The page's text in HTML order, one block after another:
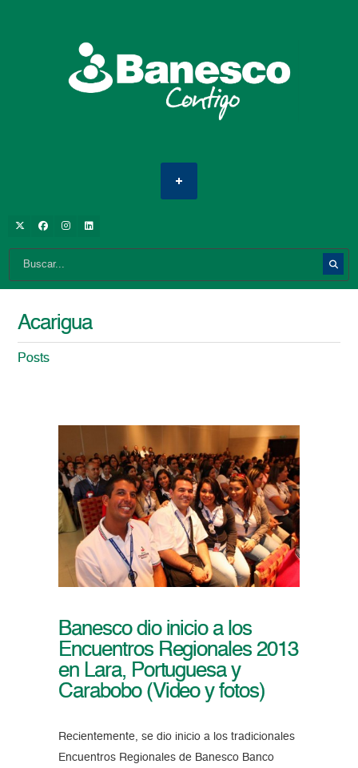
Acarigua
Posts
Banesco dio inicio a los
Encuentros Regionales 2013
en Lara, Portuguesa y
Carabobo (Video y fotos)
Recientemente, se dio inicio a los tradicionales
Encuentros Regionales de Banesco Banco